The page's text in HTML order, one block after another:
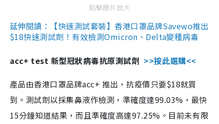
點擊圖片放大
延伸閱讀：【快速測試套裝】香港口罩品牌Savewo推出
$18快速測試劑！有效檢測Omicron、Delta變種病毒
acc+ test 新型冠狀病毒抗原測試劑 >>按此選購<<
產品由香港口罩品牌acc+ 推出，抗疫價只要$18就買
到。測試劑以採集鼻液作檢測，準確度達99.03%，最快
15分鐘知道結果，而且準確度高達97.25%。目前未有限